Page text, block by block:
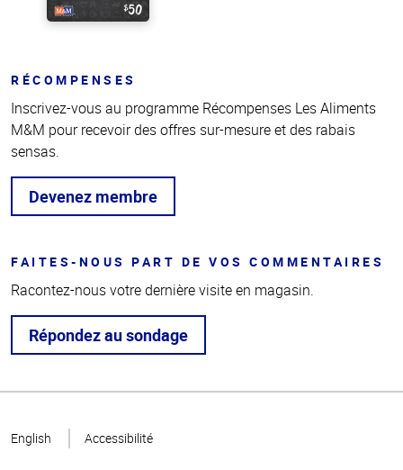
RÉCOMPENSES
Inscrivez-vous au programme Récompenses Les Aliments
M&M pour recevoir des offres sur-mesure et des rabais
sensas.
Devenez membre
FAITES-NOUS PART DE VOS COMMENTAIRES
Racontez-nous votre dernière visite en magasin.
Répondez au sondage
page
English Accessibilité